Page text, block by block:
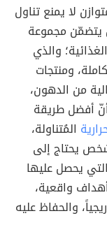
لا يمنع تناول
يتضمّن مجموعة
والذي
ومنتجات
من الدهون،
أنّ أفضل طريقة
المُتناولة،
يحتاج إلى
يحصل عليها
واقعية،
والحفاظ عليه